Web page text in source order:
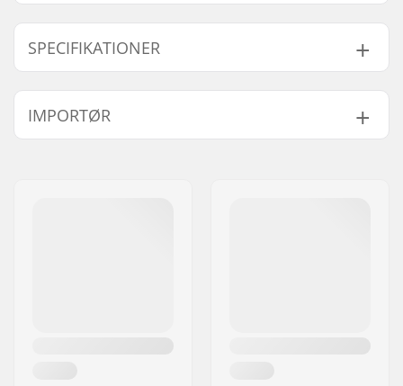
SPECIFIKATIONER
Length:
57.2cm (22.5")
Width:
Vægt:
60g
IMPORTØR